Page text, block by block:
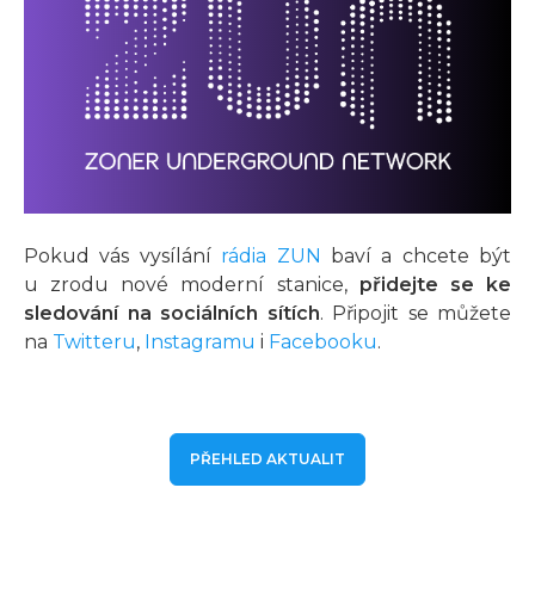
Pokud vás vysílání rádia ZUN baví a chcete být
u zrodu nové moderní stanice, přidejte se ke
sledování na sociálních sítích. Připojit se můžete
na Twitteru, Instagramu i Facebooku.
PŘEHLED AKTUALIT